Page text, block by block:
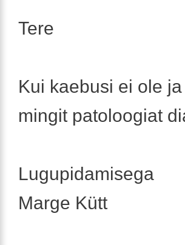
Tere
Kui kaebusi ei ole
mingit patoloogiat
Lugupidamisega
Marge Kütt